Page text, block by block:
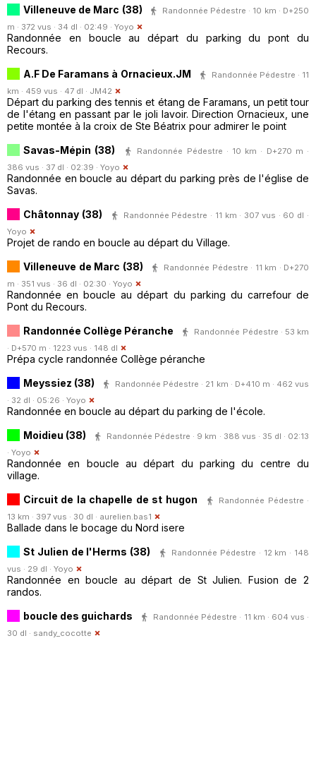
Villeneuve de Marc (38)
Randonnée Pédestre · 10 km · D+250
m · 372 vus · 34 dl · 02:49 · Yoyo
Randonnée en boucle au départ du parking du pont du
Recours.
A.F De Faramans à Ornacieux.JM
Randonnée Pédestre · 11
km · 459 vus · 47 dl · JM42
Départ du parking des tennis et étang de Faramans, un petit tour
de l'étang en passant par le joli lavoir. Direction Ornacieux, une
petite montée à la croix de Ste Béatrix pour admirer le point
Savas-Mépin (38)
Randonnée Pédestre · 10 km · D+270 m ·
386 vus · 37 dl · 02:39 · Yoyo
Randonnée en boucle au départ du parking près de l'église de
Savas.
Châtonnay (38)
Randonnée Pédestre · 11 km · 307 vus · 60 dl ·
Yoyo
Projet de rando en boucle au départ du Village.
Villeneuve de Marc (38)
Randonnée Pédestre · 11 km · D+270
m · 351 vus · 36 dl · 02:30 · Yoyo
Randonnée en boucle au départ du parking du carrefour de
Pont du Recours.
Randonnée Collège Péranche
Randonnée Pédestre · 53 km
· D+570 m · 1223 vus · 148 dl
Prépa cycle randonnée Collège péranche
Meyssiez (38)
Randonnée Pédestre · 21 km · D+410 m · 462 vus
· 32 dl · 05:26 · Yoyo
Randonnée en boucle au départ du parking de l'école.
Moidieu (38)
Randonnée Pédestre · 9 km · 388 vus · 35 dl · 02:13
· Yoyo
Randonnée en boucle au départ du parking du centre du
village.
Circuit de la chapelle de st hugon
Randonnée Pédestre ·
13 km · 397 vus · 30 dl · aurelien.bas1
Ballade dans le bocage du Nord isere
St Julien de l'Herms (38)
Randonnée Pédestre · 12 km · 148
vus · 29 dl · Yoyo
Randonnée en boucle au départ de St Julien. Fusion de 2
randos.
boucle des guichards
Randonnée Pédestre · 11 km · 604 vus ·
30 dl · sandy_cocotte